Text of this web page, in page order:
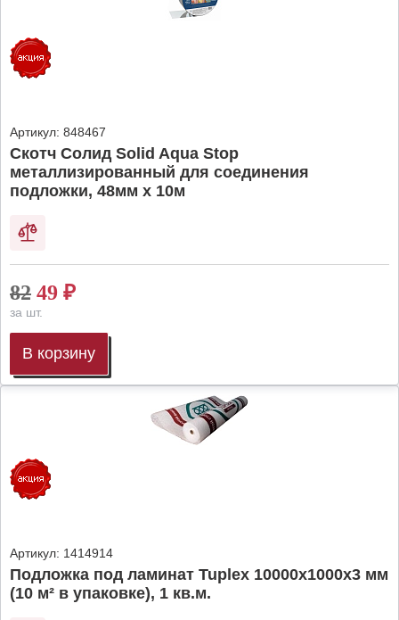
Артикул: 848467
Скотч Солид Solid Aqua Stop
металлизированный для соединения
подложки, 48мм х 10м
82 49 ₽
за шт.
В корзину
Артикул: 1414914
Подложка под ламинат Tuplex 10000x1000x3 мм
(10 м² в упаковке), 1 кв.м.